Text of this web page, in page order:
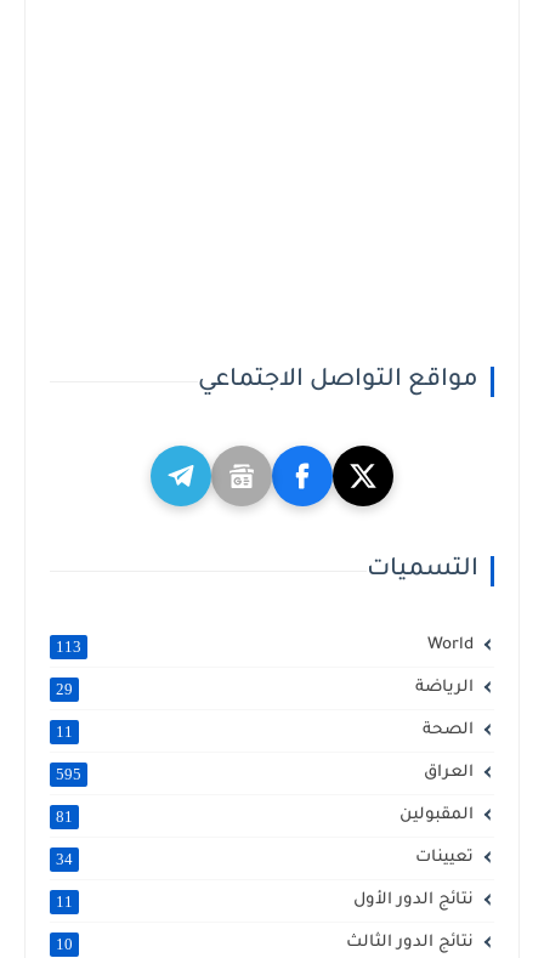
مواقع التواصل الاجتماعي
التسميات
World
113
الرياضة 29
الصحة 11
العراق 595
المقبولين 81
تعيينات 34
نتائج الدور الأول 11
نتائج الدور الثالث 10